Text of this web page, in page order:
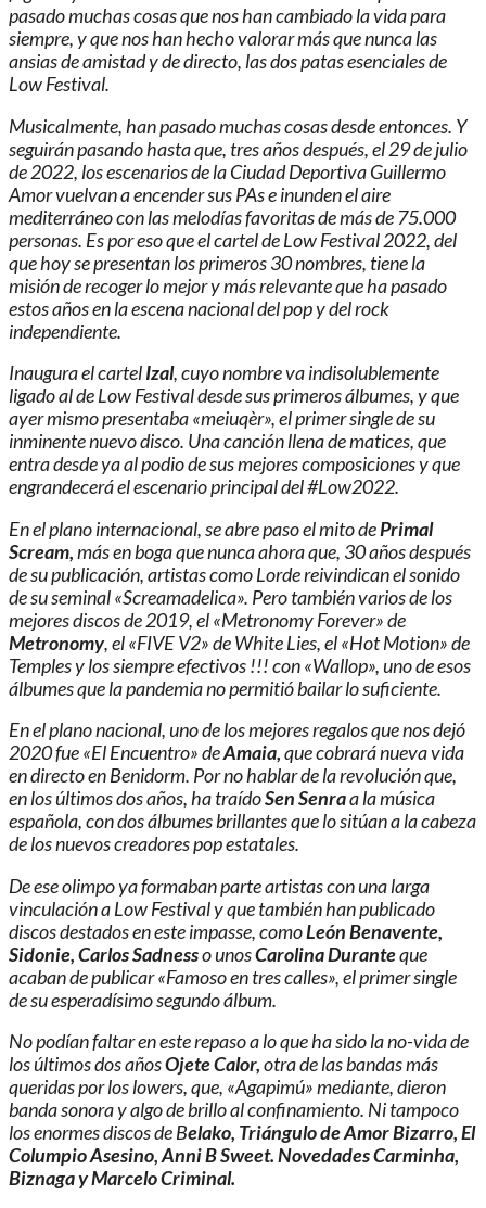
pasado muchas cosas que nos han cambiado la vida para
siempre, y que nos han hecho valorar más que nunca las
ansias de amistad y de directo, las dos patas esenciales de
Low Festival.
Musicalmente, han pasado muchas cosas desde entonces. Y
seguirán pasando hasta que, tres años después, el 29 de julio
de 2022, los escenarios de la Ciudad Deportiva Guillermo
Amor vuelvan a encender sus PAs e inunden el aire
mediterráneo con las melodías favoritas de más de 75.000
personas. Es por eso que el cartel de Low Festival 2022, del
que hoy se presentan los primeros 30 nombres, tiene la
misión de recoger lo mejor y más relevante que ha pasado
estos años en la escena nacional del pop y del rock
independiente.
Inaugura el cartelIzal, cuyo nombre va indisolublemente
ligado al de Low Festival desde sus primeros álbumes, y que
ayer mismo presentaba «meiuqèr», el primer single de su
inminente nuevo disco. Una canción llena de matices, que
entra desde ya al podio de sus mejores composiciones y que
engrandecerá el escenario principal del #Low2022.
En el plano internacional, se abre paso el mito dePrimal
Scream,más en boga que nunca ahora que, 30 años después
de su publicación, artistas como Lorde reivindican el sonido
de su seminal «Screamadelica». Pero también varios de los
mejores discos de 2019, el «Metronomy Forever» de
Metronomy, el «FIVE V2» de White Lies, el «Hot Motion» de
Temples y los siempre efectivos !!! con «Wallop», uno de esos
álbumes que la pandemia no permitió bailar lo suficiente.
En el plano nacional, uno de los mejores regalos que nos dejó
2020 fue «El Encuentro» deAmaia,que cobrará nueva vida
en directo en Benidorm. Por no hablar de la revolución que,
en los últimos dos años, ha traídoSen Senraa la música
española, con dos álbumes brillantes que lo sitúan a la cabeza
de los nuevos creadores pop estatales.
De ese olimpo ya formaban parte artistas con una larga
vinculación a Low Festival y que también han publicado
discos destados en este impasse, comoLeón Benavente,
Sidonie, Carlos Sadnesso unosCarolina Duranteque
acaban de publicar «Famoso en tres calles», el primer single
de su esperadísimo segundo álbum.
No podían faltar en este repaso a lo que ha sido la no-vida de
los últimos dos añosOjete Calor,otra de las bandas más
queridas por los lowers, que, «Agapimú» mediante, dieron
banda sonora y algo de brillo al confinamiento. Ni tampoco
los enormes discos de Belako, Triángulo de Amor Bizarro, El
Columpio Asesino, Anni B Sweet. Novedades Carminha,
Biznaga y Marcelo Criminal.